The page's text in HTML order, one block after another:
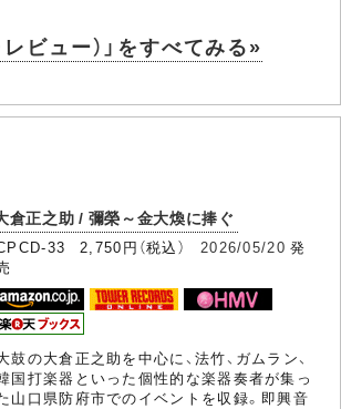
レビュー）」をすべてみる»
倉正之助 / 彌榮～金大煥に捧ぐ
33 2,750円（税込） 2026/05/20 発
鼓の大倉正之助を中心に、法竹、ガムラン、
国打楽器といった個性的な楽器奏者が集っ
山口県防府市でのイベントを収録。即興音